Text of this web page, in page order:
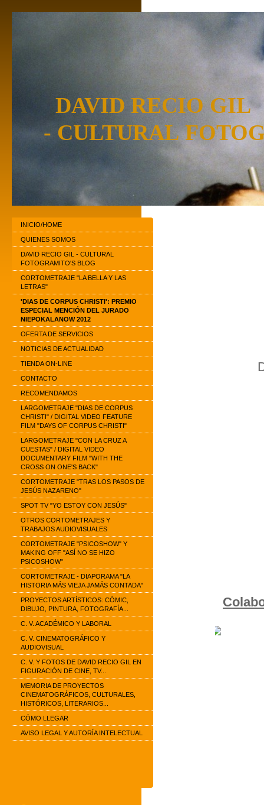
DAVID RECIO GIL
- CULTURAL
INICIO/HOME
QUIENES SOMOS
DAVID RECIO GIL - CULTURAL
FOTOGRAMITO'S BLOG
CORTOMETRAJE "LA BELLA Y LAS
LETRAS"
'DIAS DE CORPUS CHRISTI': PREMIO
ESPECIAL MENCIÓN DEL JURADO
NIEPOKALANOW 2012
OFERTA DE SERVICIOS
NOTICIAS DE ACTUALIDAD
TIENDA ON-LINE
CONTACTO
RECOMENDAMOS
LARGOMETRAJE "DIAS DE CORPUS
CHRISTI" / DIGITAL VIDEO FEATURE
FILM "DAYS OF CORPUS CHRISTI"
LARGOMETRAJE "CON LA CRUZ A
CUESTAS" / DIGITAL VIDEO
DOCUMENTARY FILM "WITH THE
CROSS ON ONE'S BACK"
CORTOMETRAJE "TRAS LOS PASOS DE
JESÚS NAZARENO"
SPOT TV "YO ESTOY CON JESÚS"
OTROS CORTOMETRAJES Y
TRABAJOS AUDIOVISUALES
CORTOMETRAJE "PSICOSHOW" Y
MAKING OFF "ASÍ NO SE HIZO
PSICOSHOW"
CORTOMETRAJE - DIAPORAMA "LA
HISTORIA MÁS VIEJA JAMÁS CONTADA"
PROYECTOS ARTÍSTICOS: CÓMIC,
DIBUJO, PINTURA, FOTOGRAFÍA...
C. V. ACADÉMICO Y LABORAL
C. V. CINEMATOGRÁFICO Y
AUDIOVISUAL
C. V. Y FOTOS DE DAVID RECIO GIL EN
FIGURACIÓN DE CINE, TV...
MEMORIA DE PROYECTOS
CINEMATOGRÁFICOS, CULTURALES,
HISTÓRICOS, LITERARIOS...
CÓMO LLEGAR
AVISO LEGAL Y AUTORÍA INTELECTUAL